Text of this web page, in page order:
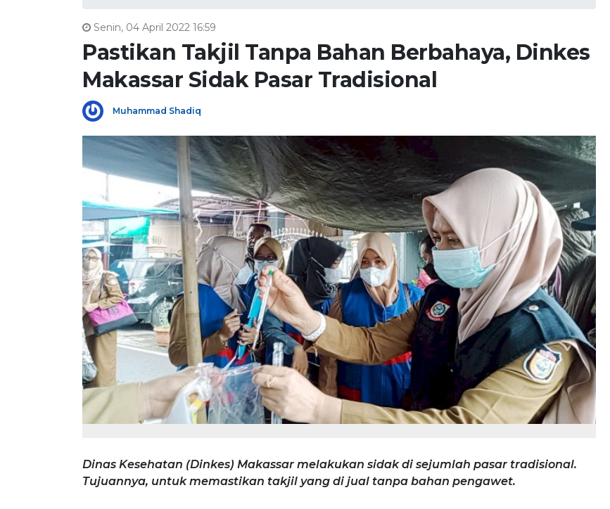
Senin, 04 April 2022 16:59
Pastikan Takjil Tanpa Bahan Berbahaya, Dinkes
Makassar Sidak Pasar Tradisional
Muhammad Shadiq
Dinas Kesehatan (Dinkes) Makassar melakukan sidak di sejumlah pasar tradisional.
Tujuannya, untuk memastikan takjil yang di jual tanpa bahan pengawet.